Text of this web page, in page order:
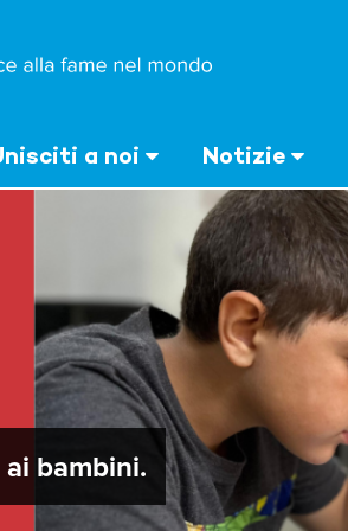
a noi Notizie
bambini.